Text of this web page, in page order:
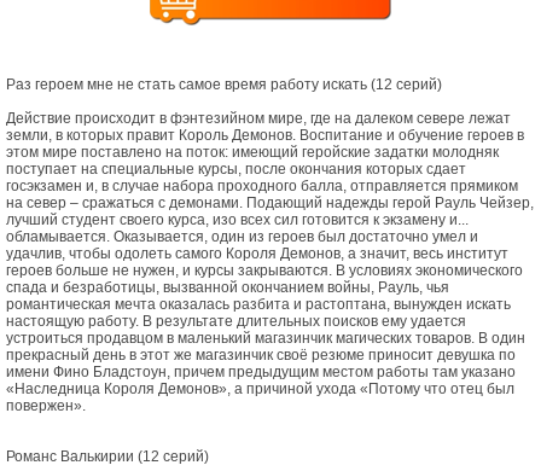
Раз героем мне не стать самое время работу искать (12 серий)
Действие происходит в фэнтезийном мире, где на далеком севере лежат
земли, в которых правит Король Демонов. Воспитание и обучение героев в
этом мире поставлено на поток: имеющий геройские задатки молодняк
поступает на специальные курсы, после окончания которых сдает
госэкзамен и, в случае набора проходного балла, отправляется прямиком
на север – сражаться с демонами. Подающий надежды герой Рауль Чейзер,
лучший студент своего курса, изо всех сил готовится к экзамену и...
обламывается. Оказывается, один из героев был достаточно умел и
удачлив, чтобы одолеть самого Короля Демонов, а значит, весь институт
героев больше не нужен, и курсы закрываются. В условиях экономического
спада и безработицы, вызванной окончанием войны, Рауль, чья
романтическая мечта оказалась разбита и растоптана, вынужден искать
настоящую работу. В результате длительных поисков ему удается
устроиться продавцом в маленький магазинчик магических товаров. В один
прекрасный день в этот же магазинчик своё резюме приносит девушка по
имени Фино Бладстоун, причем предыдущим местом работы там указано
«Наследница Короля Демонов», а причиной ухода «Потому что отец был
повержен».
Романс Валькирии (12 серий)